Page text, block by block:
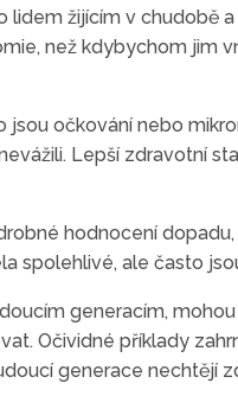
žijícím v chudobě
než kdybychom jim
očkování nebo
Lepší zdravotní
hodnocení
spolehlivé, ale často
generacím,
Očividné příklady
generace nechtějí